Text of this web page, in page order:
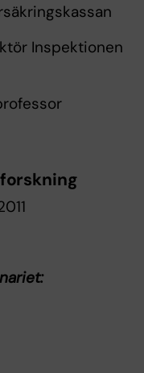
Inspektionen